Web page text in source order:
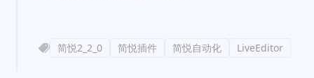
简悦2_2_0 简悦插件 简悦自动化 LiveEditor